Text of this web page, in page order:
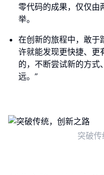
零代码的成果，仅仅由
举。
在创新的旅程中，敢于
许就能发现更快捷、更
的，不断尝试新的方式
远。”
突破